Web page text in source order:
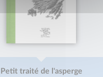
Petit traité de l'asperge